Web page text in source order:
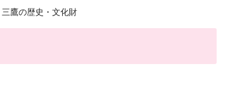
三鷹の歴史・文化財